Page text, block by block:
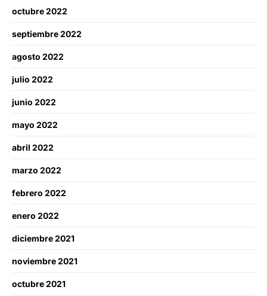
octubre 2022
septiembre 2022
agosto 2022
julio 2022
junio 2022
mayo 2022
abril 2022
marzo 2022
febrero 2022
enero 2022
diciembre 2021
noviembre 2021
octubre 2021